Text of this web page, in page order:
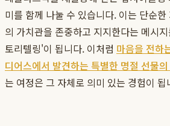
미를 함께 나눌 수 있습니다. 이는 단순
의 가치관을 존중하고 지지한다는 메시
토리텔링'이 됩니다. 이처럼 마음을 전하
디어스에서 발견하는 특별한 명절 선물
는 여정은 그 자체로 의미 있는 경험이 됩